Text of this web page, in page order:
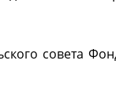
совета